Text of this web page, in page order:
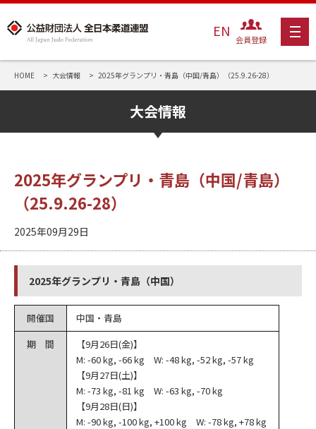
EN 会員登録
HOME 大会情報 2025年グランプリ・青島（中国/青島）（25.9.26-28）
大会情報
2025年グランプリ・青島（中国/青島）
（25.9.26-28）
2025年09月29日
2025年グランプリ・青島（中国）
開催国
中国・青島
期 間
【9月26日(金)】
M: -60 kg, -66 kg W: -48 kg, -52 kg, -57 kg
【9月27日(土)】
M: -73 kg, -81 kg W: -63 kg, -70 kg
【9月28日(日)】
M: -90 kg, -100 kg, +100 kg W: -78 kg, +78 kg